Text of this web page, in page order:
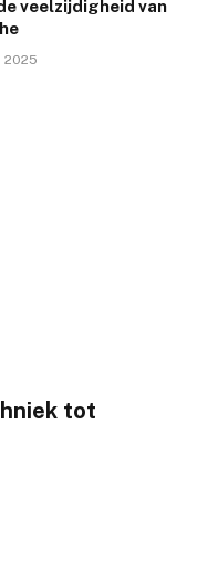
veelzijdigheid van
2025
tot